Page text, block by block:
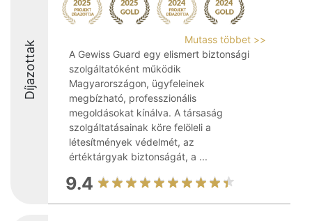
Díjazottak
Mutass többet >>
A Gewiss Guard egy elismert biztonsági
szolgáltatóként működik
Magyarországon, ügyfeleinek
megbízható, professzionális
megoldásokat kínálva. A társaság
szolgáltatásainak köre felöleli a
létesítmények védelmét, az
értéktárgyak biztonságát, a ...
9.4